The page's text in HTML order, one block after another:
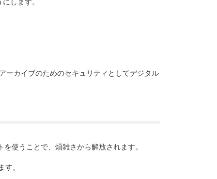
します。
ーカイブのためのセキュリティとしてデジタル
使うことで、煩雑さから解放されます。
。